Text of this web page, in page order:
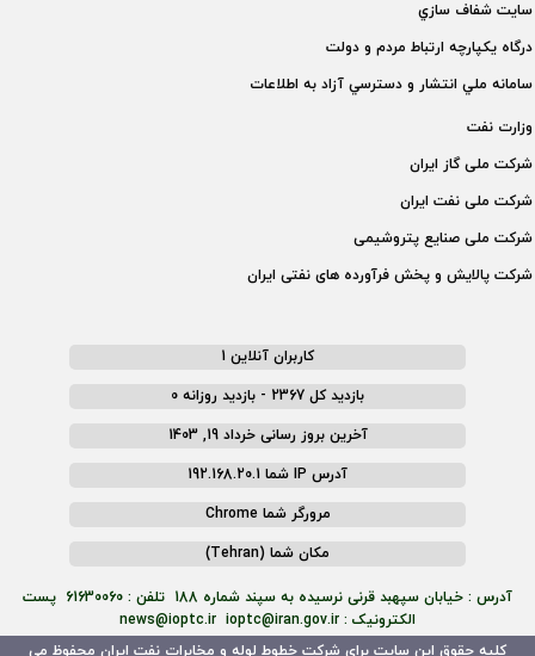
سايت شفاف سازي
درگاه يكپارچه ارتباط مردم و دولت
سامانه ملي انتشار و دسترسي آزاد به اطلاعات
وزارت نفت
شركت ملی گاز ايران
شركت ملی نفت ايران
شركت ملی صنايع پتروشيمی
شركت پالايش و پخش فرآورده های نفتی ايران
کاربران آنلاین 1
بازدید کل 2367 - بازدید روزانه 0
آخرین بروز رسانی خرداد 19, 1403
آدرس IP شما 192.168.20.1
مرورگر شما Chrome
مکان شما (Tehran)
آدرس : خیابان سپهبد قرنی نرسیده به سپند شماره 188 تلفن : 61630060 پست
الکترونیک : news@ioptc.ir ioptc@iran.gov.ir
کلیه حقوق این سایت برای شرکت خطوط لوله و مخابرات نفت ایران محفوظ می